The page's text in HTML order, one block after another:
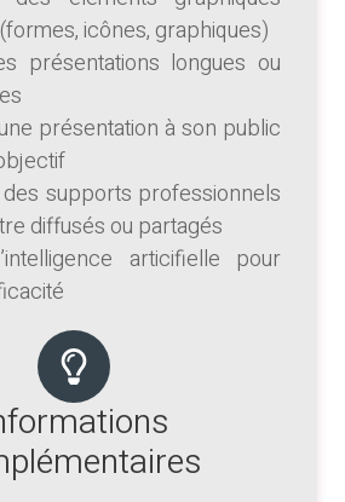
icônes, graphiques)
présentations longues ou
présentation à son public
supports professionnels
diffusés ou partagés
articifielle pour